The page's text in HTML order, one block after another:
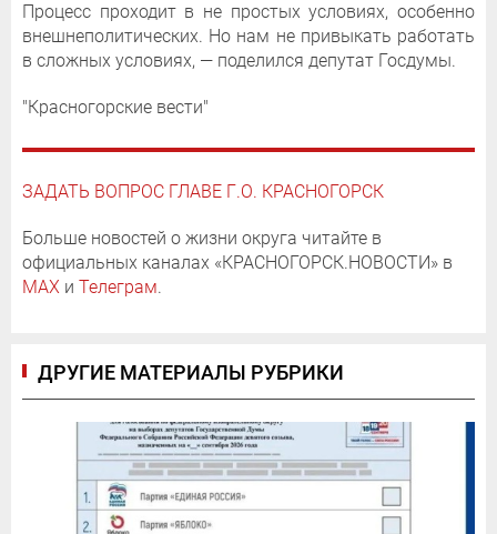
Процесс проходит в не простых условиях, особенно
внешнеполитических. Но нам не привыкать работать
в сложных условиях, — поделился депутат Госдумы.
"Красногорские вести"
ЗАДАТЬ ВОПРОС ГЛАВЕ Г.О. КРАСНОГОРСК
Больше новостей о жизни округа читайте в
официальных каналах «КРАСНОГОРСК.НОВОСТИ» в
MAX и Телеграм.
ДРУГИЕ МАТЕРИАЛЫ РУБРИКИ